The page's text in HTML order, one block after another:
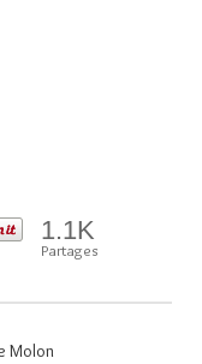
1.1K
Partages
Molon